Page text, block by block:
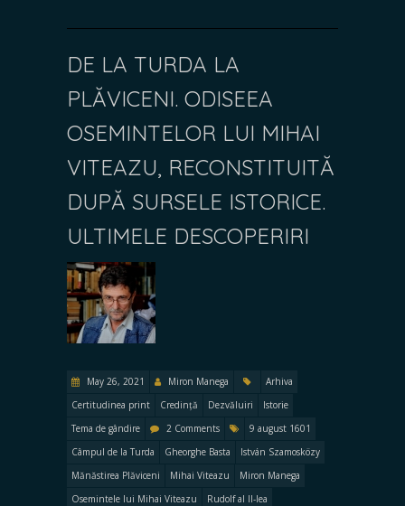
DE LA TURDA LA
PLĂVICENI. ODISEEA
OSEMINTELOR LUI MIHAI
VITEAZU, RECONSTITUITĂ
DUPĂ SURSELE ISTORICE.
ULTIMELE DESCOPERIRI
May 26, 2021 Miron Manega
Arhiva
Certitudinea print
Credință Dezvăluiri
Istorie
Tema de gândire
2 Comments
9 august 1601
Câmpul de la Turda
Gheorghe Basta
István Szamosközy
Mănăstirea Plăviceni
Mihai Viteazu
Miron Manega
Osemintele lui Mihai Viteazu
Rudolf al II-lea